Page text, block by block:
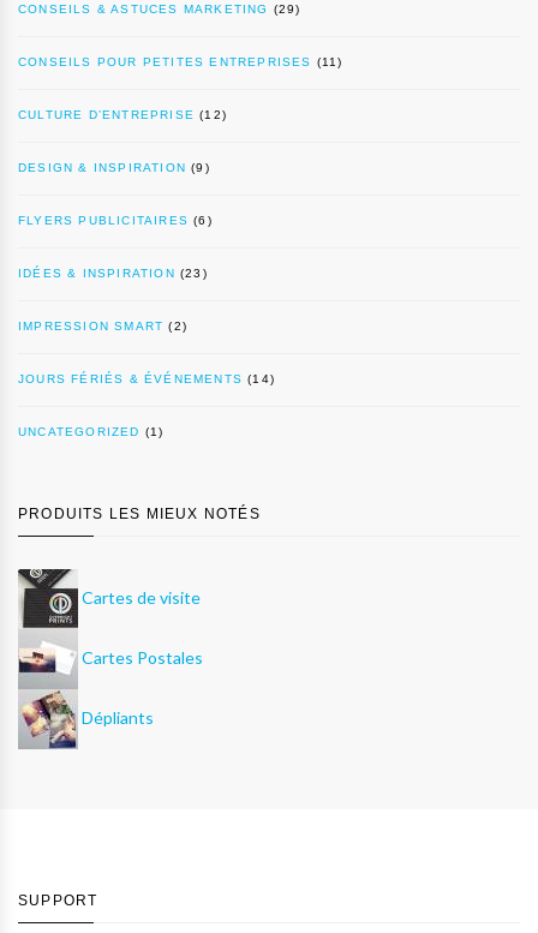
CONSEILS & ASTUCES MARKETING (29)
CONSEILS POUR PETITES ENTREPRISES (11)
CULTURE D’ENTREPRISE (12)
DESIGN & INSPIRATION (9)
FLYERS PUBLICITAIRES (6)
IDÉES & INSPIRATION (23)
IMPRESSION SMART (2)
JOURS FÉRIÉS & ÉVÉNEMENTS (14)
UNCATEGORIZED (1)
PRODUITS LES MIEUX NOTÉS
Cartes de visite
Cartes Postales
Dépliants
SUPPORT